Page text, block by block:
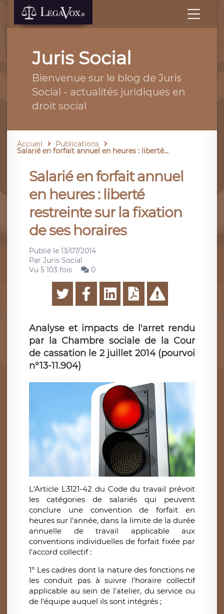
Juris Social
Bienvenue sur le blog de Juris
Social - actualités juridiques en
droit social
Accueil Publications
Salarié en forfait annuel en heures : liberté...
Salarié en forfait annuel
en heures : liberté
restreinte sur la fixation
de ses horaires
Publié le 13/07/2014
Par Juris Social
Vu 5 103 fois
0
Analyse et impacts de l'arret rendu
par la Chambre sociale de la Cour
de cassation le 2 juillet 2014 (pourvoi
n°13-11.904)
L'Article L3121-42 du Code du travail prévoit
les catégories de salariés qui peuvent
conclure une convention de forfait en
heures sur l'année, dans la limite de la durée
annuelle de travail applicable aux
conventions individuelles de forfait fixée par
l'accord collectif :
1° Les cadres dont la nature des fonctions ne
les conduit pas à suivre l'horaire collectif
applicable au sein de l'atelier, du service ou
de l'équipe auquel ils sont intégrés ;